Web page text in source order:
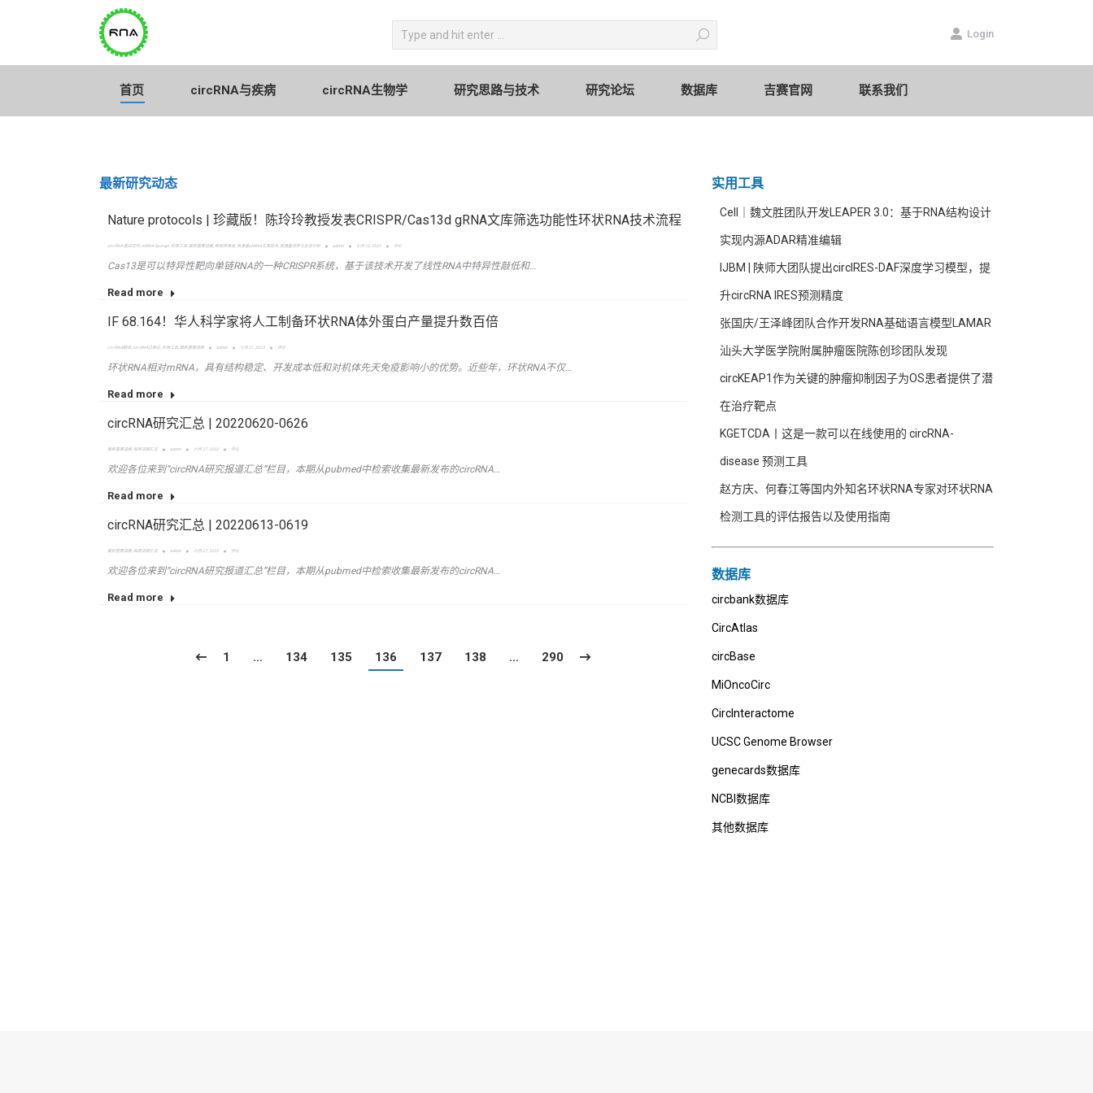
Search: Login
首页 circRNA与疾病 circRNA生物学 研究思路与技术 研究论坛 数据库 吉赛官网 联系我们
最新研究动态
Nature protocols | 珍藏版！陈玲玲教授发表CRISPR/Cas13d gRNA文库筛选功能性环状RNA技术流程
circRNA-蛋白互作 miRNA Sponge 实用工具 最新重要进展 表观转录组 高通量shRNA文库技术 高通量测序与生信分析 admin 七月 22, 2022 评论
Cas13是可以特异性靶向单链RNA的一种CRISPR系统，基于该技术开发了线性RNA中特异性敲低和…
Read more
IF 68.164！华人科学家将人工制备环状RNA体外蛋白产量提升数百倍
circRNA翻译 circRNA过表达 实用工具 最新重要进展 admin 七月 21, 2022 评论
环状RNA相对mRNA，具有结构稳定、开发成本低和对机体先天免疫影响小的优势。近些年，环状RNA不仅…
Read more
circRNA研究汇总 | 20220620-0626
最新重要进展 每周进展汇总 admin 六月 27, 2022 评论
欢迎各位来到“circRNA研究报道汇总”栏目，本期从pubmed中检索收集最新发布的circRNA…
Read more
circRNA研究汇总 | 20220613-0619
最新重要进展 每周进展汇总 admin 六月 27, 2022 评论
欢迎各位来到“circRNA研究报道汇总”栏目，本期从pubmed中检索收集最新发布的circRNA…
Read more
1 … 134 135 136 137 138 … 290
实用工具
Cell｜魏文胜团队开发LEAPER 3.0：基于RNA结构设计
实现内源ADAR精准编辑
IJBM | 陕师大团队提出circIRES-DAF深度学习模型，提
升circRNA IRES预测精度
张国庆/王泽峰团队合作开发RNA基础语言模型LAMAR
汕头大学医学院附属肿瘤医院陈创珍团队发现
circKEAP1作为关键的肿瘤抑制因子为OS患者提供了潜
在治疗靶点
KGETCDA丨这是一款可以在线使用的 circRNA-
disease 预测工具
赵方庆、何春江等国内外知名环状RNA专家对环状RNA
检测工具的评估报告以及使用指南
数据库
circbank数据库
CircAtlas
circBase
MiOncoCirc
CircInteractome
UCSC Genome Browser
genecards数据库
NCBI数据库
其他数据库
circRNA生物学 研究思路与技术 研究论坛 联系我们